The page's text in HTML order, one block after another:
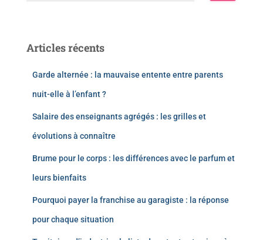
Articles récents
Garde alternée : la mauvaise entente entre parents
nuit-elle à l’enfant ?
Salaire des enseignants agrégés : les grilles et
évolutions à connaître
Brume pour le corps : les différences avec le parfum et
leurs bienfaits
Pourquoi payer la franchise au garagiste : la réponse
pour chaque situation